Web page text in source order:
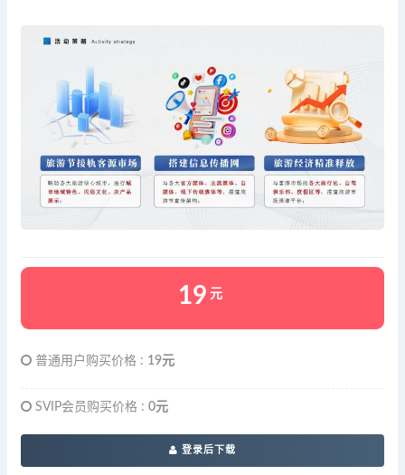
19 元
普通用户购买价格 : 19元
SVIP会员购买价格 : 0元
登录后下载